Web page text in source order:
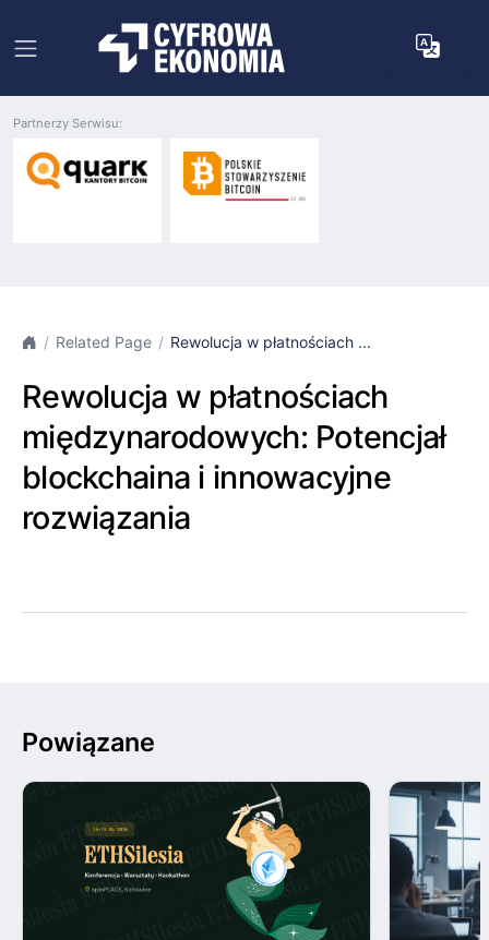
Partnerzy Serwisu:
Related Page Rewolucja w płatnościach ...
Rewolucja w płatnościach
międzynarodowych: Potencjał
blockchaina i innowacyjne
rozwiązania
Powiązane